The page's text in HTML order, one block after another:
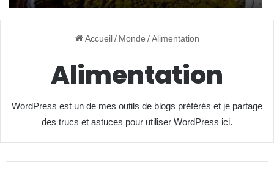
Accueil / Monde / Alimentation
Alimentation
WordPress est un de mes outils de blogs préférés et je partage
des trucs et astuces pour utiliser WordPress ici.